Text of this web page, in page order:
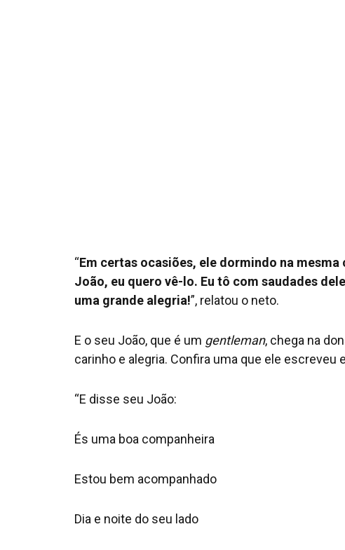
“Em certas ocasiões, ele dormindo na mesma
João, eu quero vê-lo. Eu tô com saudades
uma grande alegria!”, relatou o neto.
E o seu João, que é um gentleman, chega na
carinho e alegria. Confira uma que ele escreveu
“E disse seu João:
És uma boa companheira
Estou bem acompanhado
Dia e noite do seu lado